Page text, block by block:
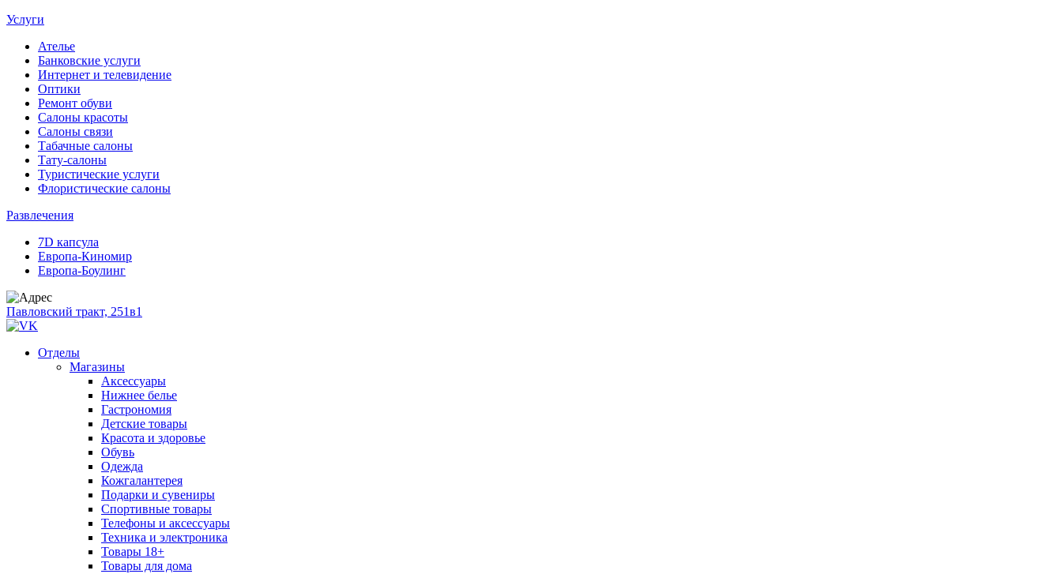
Услуги
Ателье
Банковские услуги
Интернет и телевидение
Оптики
Ремонт обуви
Салоны красоты
Салоны связи
Табачные салоны
Тату-салоны
Туристические услуги
Флористические салоны
Развлечения
7D капсула
Европа-Киномир
Европа-Боулинг
Павловский тракт, 251в1
Отделы
Магазины
Аксессуары
Нижнее белье
Гастрономия
Детские товары
Красота и здоровье
Обувь
Одежда
Кожгалантерея
Подарки и сувениры
Спортивные товары
Телефоны и аксессуары
Техника и электроника
Товары 18+
Товары для дома